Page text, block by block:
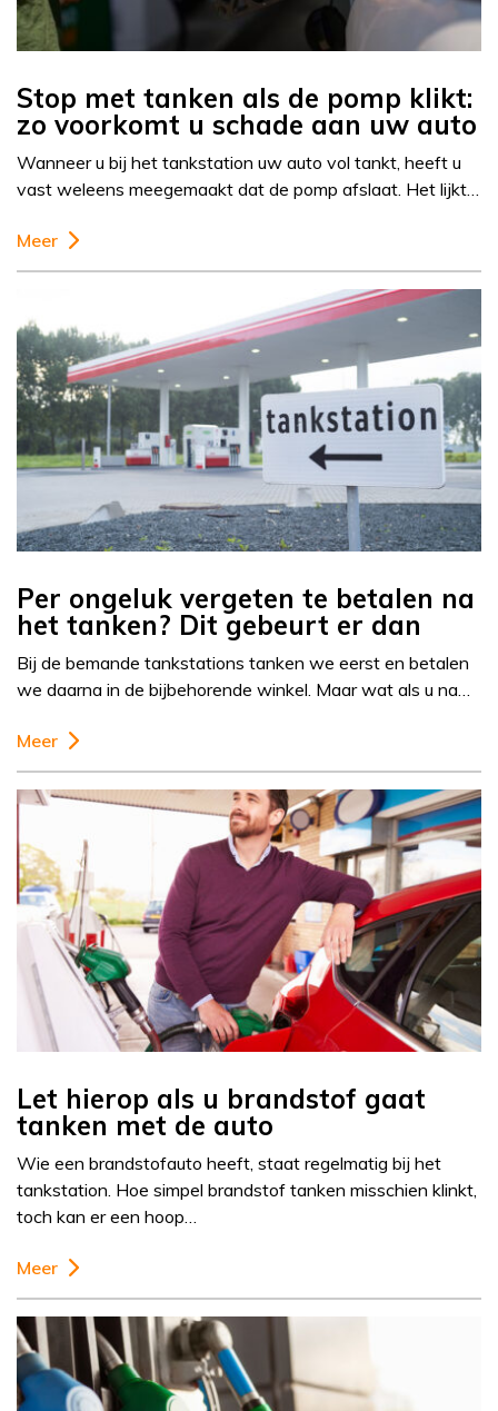
Stop met tanken als de pomp klikt:
zo voorkomt u schade aan uw auto
Wanneer u bij het tankstation uw auto vol tankt, heeft u
vast weleens meegemaakt dat de pomp afslaat. Het lijkt…
Meer
Per ongeluk vergeten te betalen na
het tanken? Dit gebeurt er dan
Bij de bemande tankstations tanken we eerst en betalen
we daarna in de bijbehorende winkel. Maar wat als u na…
Meer
Let hierop als u brandstof gaat
tanken met de auto
Wie een brandstofauto heeft, staat regelmatig bij het
tankstation. Hoe simpel brandstof tanken misschien klinkt,
toch kan er een hoop…
Meer